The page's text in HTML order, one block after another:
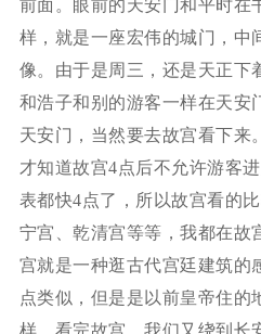
前面。眼前的天安门和平时在
样，就是一座宏伟的城门，中
像。由于是周三，还是天正下
和浩子和别的游客一样在天安
天安门，当然要去故宫看下来
才知道故宫4点后不允许游客
表都快4点了，所以故宫看的
宁宫、乾清宫等等，我都在故
宫就是一种逛古代宫廷建筑的
点类似，但是是以前皇帝住的
样。看完故宫，我们又绕到长